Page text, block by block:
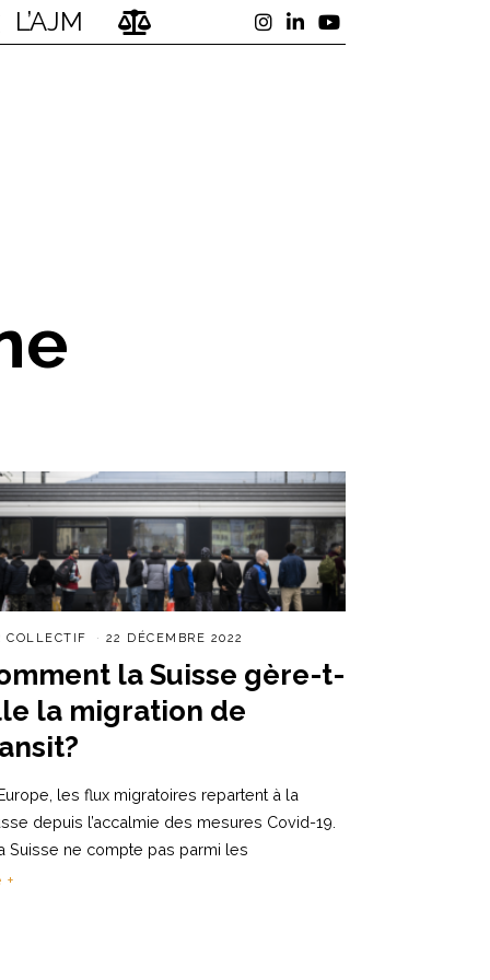
L’AJM
COLLECTIF 22 DÉCEMBRE 2022
la Suisse gère-t-
la migration de
les flux migratoires repartent à la
depuis l’accalmie des mesures Covid-19.
Suisse ne compte pas parmi les
+